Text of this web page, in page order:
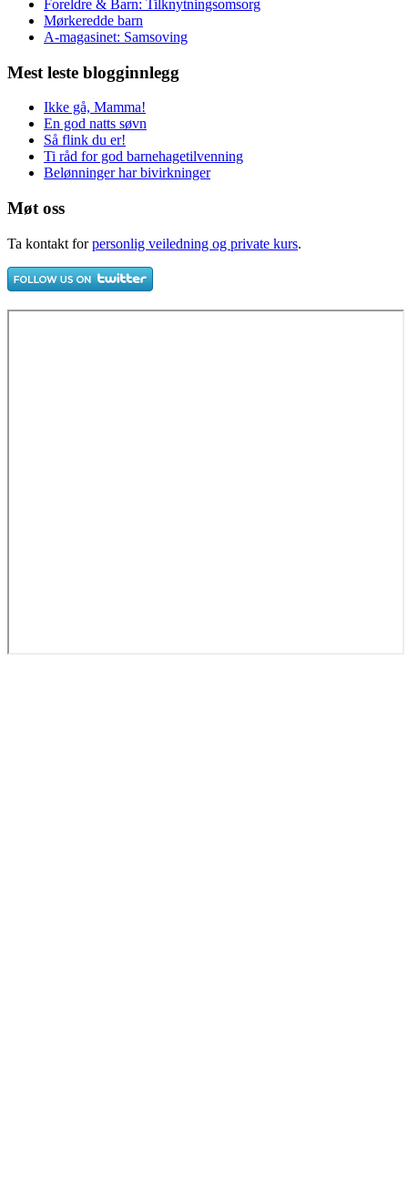
Foreldre & Barn: Tilknytningsomsorg
Mørkeredde barn
A-magasinet: Samsoving
Mest leste blogginnlegg
Ikke gå, Mamma!
En god natts søvn
Så flink du er!
Ti råd for god barnehagetilvenning
Belønninger har bivirkninger
Møt oss
Ta kontakt forpersonlig veiledning og private kurs.